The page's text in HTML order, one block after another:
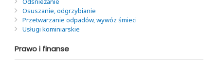
Osuszanie, odgrzybianie
Przetwarzanie odpadów, wywóz śmieci
Usługi kominiarskie
Prawo i finanse